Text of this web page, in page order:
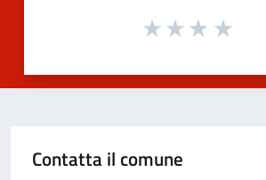
Contatta il comune